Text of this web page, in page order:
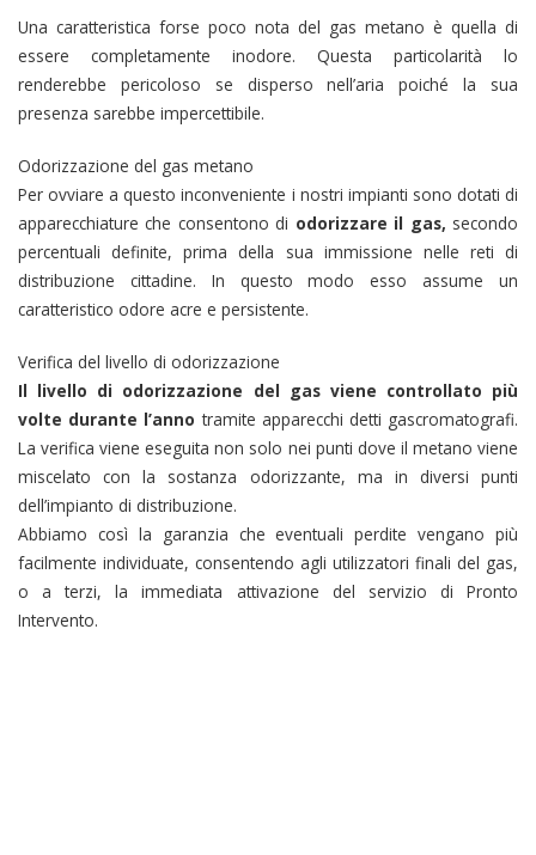
Una caratteristica forse poco nota del gas metano è quella di
essere completamente inodore. Questa particolarità lo
renderebbe pericoloso se disperso nell’aria poiché la sua
presenza sarebbe impercettibile.
Odorizzazione del gas metano
Per ovviare a questo inconveniente i nostri impianti sono dotati di
apparecchiature che consentono di odorizzare il gas, secondo
percentuali definite, prima della sua immissione nelle reti di
distribuzione cittadine. In questo modo esso assume un
caratteristico odore acre e persistente.
Verifica del livello di odorizzazione
Il livello di odorizzazione del gas viene controllato più
volte durante l’anno tramite apparecchi detti gascromatografi.
La verifica viene eseguita non solo nei punti dove il metano viene
miscelato con la sostanza odorizzante, ma in diversi punti
dell’impianto di distribuzione.
Abbiamo così la garanzia che eventuali perdite vengano più
facilmente individuate, consentendo agli utilizzatori finali del gas,
o a terzi, la immediata attivazione del servizio di Pronto
Intervento.